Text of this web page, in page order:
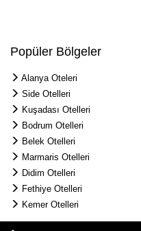
Popüler Bölgeler
Alanya Oteleri
Side Otelleri
Kuşadası Otelleri
Bodrum Otelleri
Belek Otelleri
Marmaris Otelleri
Didim Otelleri
Fethiye Otelleri
Kemer Otelleri